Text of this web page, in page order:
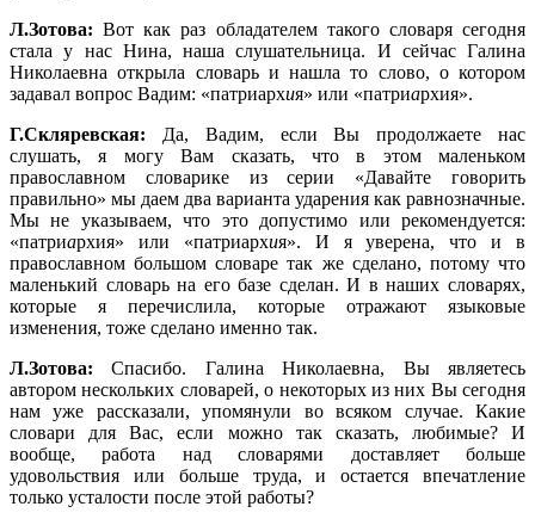
Л.Зотова: Вот как раз обладателем такого словаря сегодня
стала у нас Нина, наша слушательница. И сейчас Галина
Николаевна открыла словарь и нашла то слово, о котором
задавал вопрос Вадим: «патриархия» или «патриархия».
Г.Скляревская: Да, Вадим, если Вы продолжаете нас
слушать, я могу Вам сказать, что в этом маленьком
православном словарике из серии «Давайте говорить
правильно» мы даем два варианта ударения как равнозначные.
Мы не указываем, что это допустимо или рекомендуется:
«патриархия» или «патриархия». И я уверена, что и в
православном большом словаре так же сделано, потому что
маленький словарь на его базе сделан. И в наших словарях,
которые я перечислила, которые отражают языковые
изменения, тоже сделано именно так.
Л.Зотова: Спасибо. Галина Николаевна, Вы являетесь
автором нескольких словарей, о некоторых из них Вы сегодня
нам уже рассказали, упомянули во всяком случае. Какие
словари для Вас, если можно так сказать, любимые? И
вообще, работа над словарями доставляет больше
удовольствия или больше труда, и остается впечатление
только усталости после этой работы?